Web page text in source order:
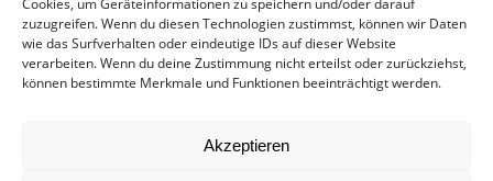
Cookies, um Geräteinformationen zu speichern und/oder darauf
zuzugreifen. Wenn du diesen Technologien zustimmst, können wir Daten
wie das Surfverhalten oder eindeutige IDs auf dieser Website
verarbeiten. Wenn du deine Zustimmung nicht erteilst oder zurückziehst,
können bestimmte Merkmale und Funktionen beeinträchtigt werden.
Akzeptieren
der Fährmannswiese statt
1. Juni 2018
so ein Antrag im Bezirksrat bewirken kann. Wir hatten